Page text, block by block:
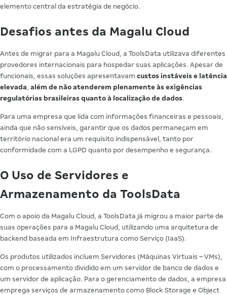
elemento central da estratégia de negócio.
Desafios antes da Magalu Cloud
Antes de migrar para a Magalu Cloud, a ToolsData utilizava diferentes
provedores internacionais para hospedar suas aplicações. Apesar de
funcionais, essas soluções apresentavam custos instáveis e latência
elevada, além de não atenderem plenamente às exigências
regulatórias brasileiras quanto à localização de dados.
Para uma empresa que lida com informações financeiras e pessoais,
ainda que não sensíveis, garantir que os dados permaneçam em
território nacional era um requisito indispensável, tanto por
conformidade com a LGPD quanto por desempenho e segurança.
O Uso de Servidores e
Armazenamento da ToolsData
Com o apoio da Magalu Cloud, a ToolsData já migrou a maior parte de
suas operações para a Magalu Cloud, utilizando uma arquitetura de
backend baseada em Infraestrutura como Serviço (IaaS).
Os produtos utilizados incluem Servidores (Máquinas Virtuais – VMs),
com o processamento dividido em um servidor de banco de dados e
um servidor de aplicação. Para o gerenciamento de dados, a empresa
emprega serviços de armazenamento como Block Storage e Object